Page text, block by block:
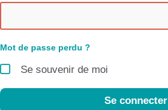
Mot de passe perdu ?
Se souvenir de moi
Se connecter